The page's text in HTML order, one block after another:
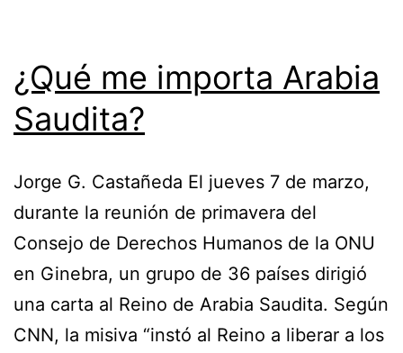
¿Qué me importa Arabia
Saudita?
Jorge G. Castañeda El jueves 7 de marzo,
durante la reunión de primavera del
Consejo de Derechos Humanos de la ONU
en Ginebra, un grupo de 36 países dirigió
una carta al Reino de Arabia Saudita. Según
CNN, la misiva “instó al Reino a liberar a los